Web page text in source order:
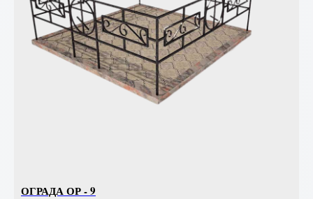
ОГРАДА ОР - 9